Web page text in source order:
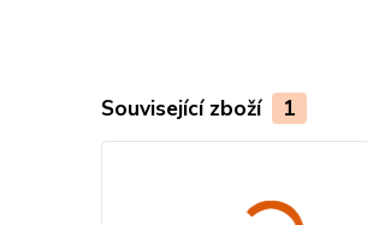
Související zboží 1